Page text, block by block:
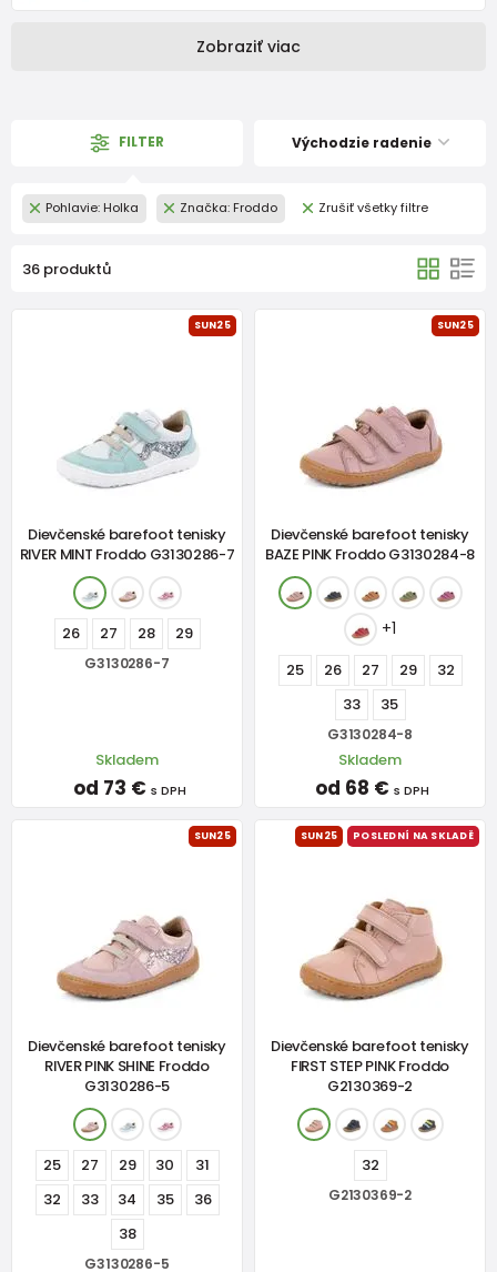
Zobraziť viac
FILTER Východzie radenie
Pohlavie: Holka Značka: Froddo Zrušiť všetky filtre
36 produktů
SUN25
Dievčenské barefoot tenisky
RIVER MINT Froddo G3130286-7
26 27 28 29
G3130286-7
Skladem
od 73 € s DPH
SUN25
Dievčenské barefoot tenisky
BAZE PINK Froddo G3130284-8
+1
25 26 27 29
32
33
35
G3130284-8
Skladem
od 68 € s DPH
SUN25
Dievčenské barefoot tenisky
RIVER PINK SHINE Froddo
G3130286-5
25 27 29 30
31
32
33 34 35
36
38
G3130286-5
SUN25 POSLEDNÍ NA SKLADĚ
Dievčenské barefoot tenisky
FIRST STEP PINK Froddo
G2130369-2
32
G2130369-2